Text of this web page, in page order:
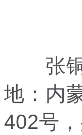
张铜
地：内
402号